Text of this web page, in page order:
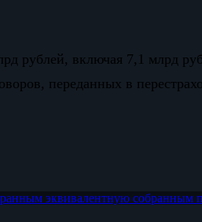
рублей, включая 7,1 млрд
переданных в
эквивалентную собранным